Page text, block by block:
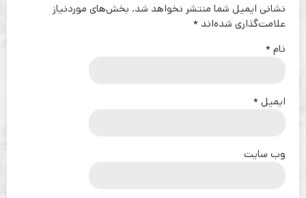
نشانی ایمیل شما منتشر نخواهد شد. بخش‌های موردنیاز
علامت‌گذاری شده‌اند *
نام*
ایمیل*
وب‌ سایت